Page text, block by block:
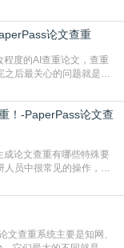
的降AIGC检测率的网
智能伙伴AIGC生成内
论文查重
度的AI查重论文，查重
后最关心的问题就是ai
术文献、网络内容，生成
布的作品撞重复，甚至会
！-PaperPass论文查
论文查重有哪些特殊要
员中很常见的操作，不
练AI的数据集本身就包
很容易无意识拼接出重